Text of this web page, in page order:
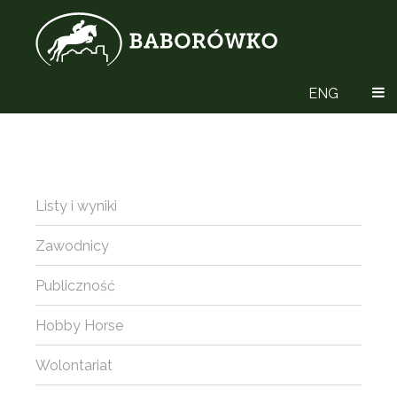
ENG
Listy i wyniki
Zawodnicy
Publiczność
Hobby Horse
Wolontariat